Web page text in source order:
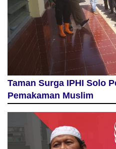
Taman Surga IPHI Solo
Pemakaman Muslim